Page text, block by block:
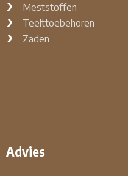
Meststoffen
Teelttoebehoren
Zaden
Advies